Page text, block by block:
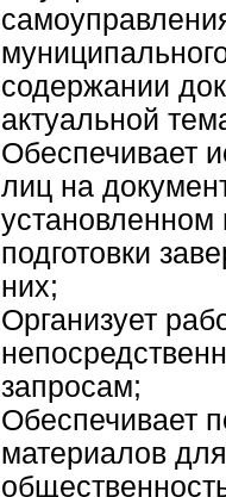
содержании
актуальной
Обеспечивает
лиц на
установленном
подготовки
них;
Организует
запросам;
Обеспечивает
материалов